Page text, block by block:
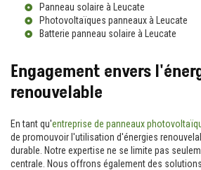
Panneau solaire à Leucate
Photovoltaïques panneaux à Leucate
Batterie panneau solaire à Leucate
Engagement envers
renouvelable
En tant qu'entreprise de panneaux
de promouvoir l'utilisation d'énergies
durable. Notre expertise ne se limite pas
centrale. Nous offrons également des